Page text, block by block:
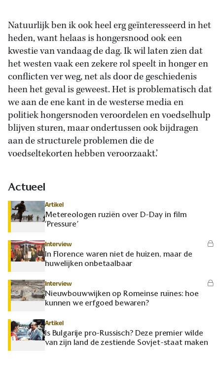
Natuurlijk ben ik ook heel erg geïnteresseerd in het
heden, want helaas is hongersnood ook een
kwestie van vandaag de dag. Ik wil laten zien dat
het westen vaak een zekere rol speelt in honger en
conflicten ver weg, net als door de geschiedenis
heen het geval is geweest. Het is problematisch dat
we aan de ene kant in de westerse media en
politiek hongersnoden veroordelen en voedselhulp
blijven sturen, maar ondertussen ook bijdragen
aan de structurele problemen die de
voedseltekorten hebben veroorzaakt.’
Actueel
Artikel
Metereologen ruziën over D-Day in film
‘Pressure’
Interview
In Florence waren niet de huizen, maar de
huwelijken onbetaalbaar
Interview
Nieuwbouwwijken op Romeinse ruïnes: hoe
kunnen we erfgoed bewaren?
Artikel
Is Bulgarije pro-Russisch? Deze premier wilde
van zijn land de zestiende Sovjet-staat maken